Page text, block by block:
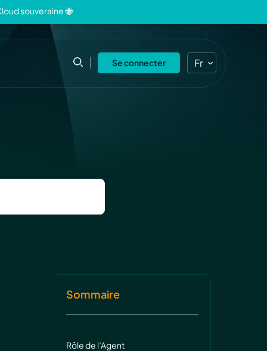
souveraine 🐝
Se connecter
Fr
Sommaire
Rôle de l’Agent